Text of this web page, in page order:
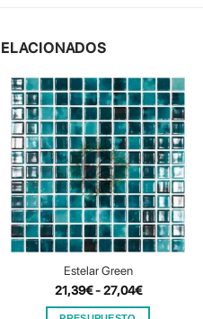
Estelar Green
21,39€ - 27,04€Rango
precios: